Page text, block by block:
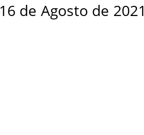
16 de Agosto de 2021